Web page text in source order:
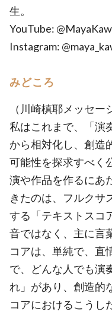
生。
YouTube:
Instagram:
みどころ
（川崎槙耶メッセー
私はこれまで、「演
から相対化し、創造
可能性を探求すべく
演や作品を作るにあ
きたのは、フルクサ
する「テキストスコ
音ではなく、主に言
コアは、単純で、直
で、どんな人でも演
れ」があり、創造的
コアにおけるこうし